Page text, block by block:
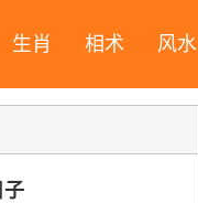
生肖 相术 风水
子